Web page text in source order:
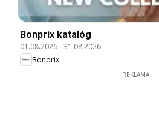
Bonprix katalóg
01.08.2026-31.08.2026
Bonprix
REKLAMA